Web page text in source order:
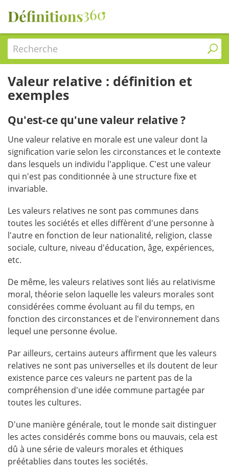
Recherche
Valeur relative : définition et
exemples
Qu'est-ce qu'une valeur relative ?
Une valeur relative en morale est une valeur dont la
signification varie selon les circonstances et le contexte
dans lesquels un individu l'applique. C'est une valeur
qui n'est pas conditionnée à une structure fixe et
invariable.
Les valeurs relatives ne sont pas communes dans
toutes les sociétés et elles diffèrent d'une personne à
l'autre en fonction de leur nationalité, religion, classe
sociale, culture, niveau d'éducation, âge, expériences,
etc.
De même, les valeurs relatives sont liés au relativisme
moral, théorie selon laquelle les valeurs morales sont
considérées comme évoluant au fil du temps, en
fonction des circonstances et de l'environnement dans
lequel une personne évolue.
Par ailleurs, certains auteurs affirment que les valeurs
relatives ne sont pas universelles et ils doutent de leur
existence parce ces valeurs ne partent pas de la
compréhension d'une idée commune partagée par
toutes les cultures.
D'une manière générale, tout le monde sait distinguer
les actes considérés comme bons ou mauvais, cela est
dû à une série de valeurs morales et éthiques
préétablies dans toutes les sociétés.